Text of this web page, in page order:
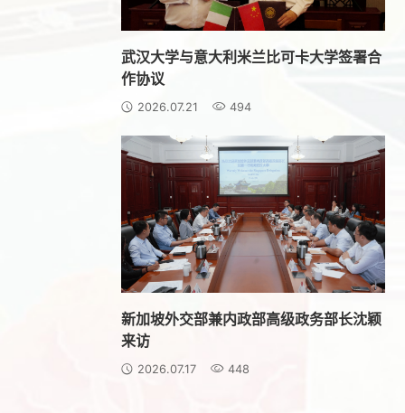
武汉大学与意大利米兰比可卡大学签署合
作协议
2026.07.21 494
新加坡外交部兼内政部高级政务部长沈颖
来访
2026.07.17 448